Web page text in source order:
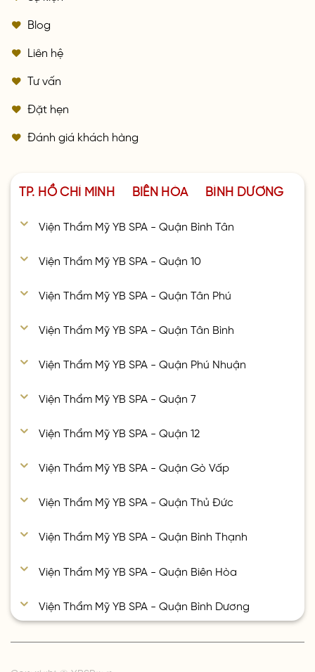
Blog
Liên hệ
Tư vấn
Đặt hẹn
Đánh giá khách hàng
TP. HỒ CHÍ MINH BIÊN HÒA BÌNH DƯƠNG
Viện Thẩm Mỹ YB SPA - Quận Bình Tân
Viện Thẩm Mỹ YB SPA - Quận 10
Viện Thẩm Mỹ YB SPA - Quận Tân Phú
Viện Thẩm Mỹ YB SPA - Quận Tân Bình
Viện Thẩm Mỹ YB SPA - Quận Phú Nhuận
Viện Thẩm Mỹ YB SPA - Quận 7
Viện Thẩm Mỹ YB SPA - Quận 12
Viện Thẩm Mỹ YB SPA - Quận Gò Vấp
Viện Thẩm Mỹ YB SPA - Quận Thủ Đức
Viện Thẩm Mỹ YB SPA - Quận Bình Thạnh
Viện Thẩm Mỹ YB SPA - Quận Biên Hòa
Viện Thẩm Mỹ YB SPA - Quận Bình Dương